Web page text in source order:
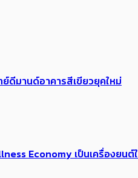
ย์ดีมานด์อาคารสีเขียวยุคใหม่
Economy เป็นเครื่องยนต์